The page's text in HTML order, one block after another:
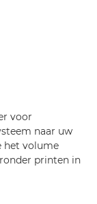
voor
naar uw
het volume
printen in